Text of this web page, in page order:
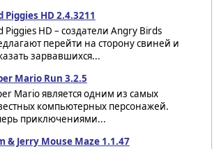
Piggies HD 2.4.3211
Piggies HD – создатели Angry Birds
перейти на сторону свиней и
зарвавшихся...
Mario Run 3.2.5
Mario является одним из самых
компьютерных персонажей.
приключениями...
& Jerry Mouse Maze 1.1.47